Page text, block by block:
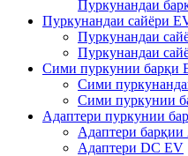
Пуркунандаи
Пуркунандаи сайёри
Пуркунандаи
Пуркунандаи
Сими пуркунии барқи
Сими
Сими пуркунии
Адаптери пуркунии
Адаптери барқии
Адаптери DC EV